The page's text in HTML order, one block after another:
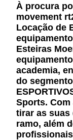
À procura
movement
Locação de
Esteiras
academia,
do
Sports.
tirar as
ramo, além